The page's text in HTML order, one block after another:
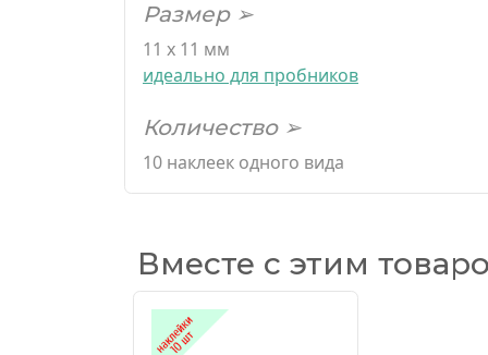
Размер ➢
11 х 11 мм
идеально для пробников
Количество ➢
10 наклеек одного вида
Вместе с этим